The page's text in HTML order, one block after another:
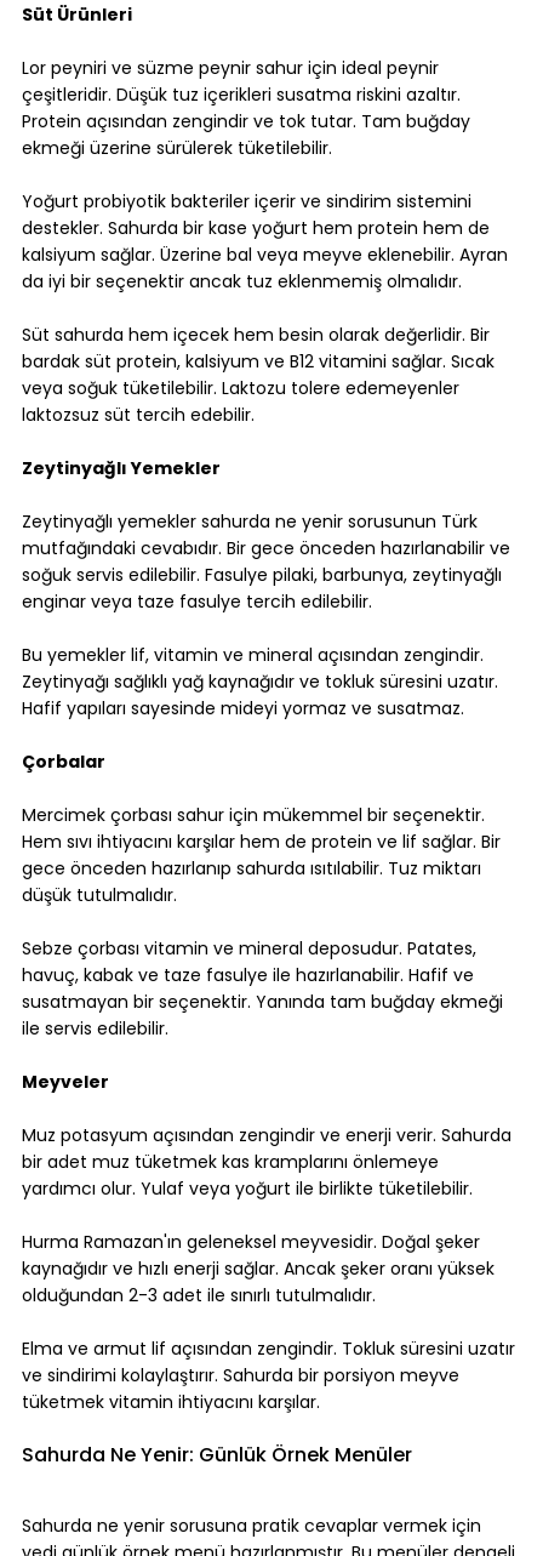
Süt Ürünleri
Lor peyniri ve süzme peynir sahur için ideal peynir
çeşitleridir. Düşük tuz içerikleri susatma riskini azaltır.
Protein açısından zengindir ve tok tutar. Tam buğday
ekmeği üzerine sürülerek tüketilebilir.
Yoğurt probiyotik bakteriler içerir ve sindirim sistemini
destekler. Sahurda bir kase yoğurt hem protein hem de
kalsiyum sağlar. Üzerine bal veya meyve eklenebilir. Ayran
da iyi bir seçenektir ancak tuz eklenmemiş olmalıdır.
Süt sahurda hem içecek hem besin olarak değerlidir. Bir
bardak süt protein, kalsiyum ve B12 vitamini sağlar. Sıcak
veya soğuk tüketilebilir. Laktozu tolere edemeyenler
laktozsuz süt tercih edebilir.
Zeytinyağlı Yemekler
Zeytinyağlı yemekler sahurda ne yenir sorusunun Türk
mutfağındaki cevabıdır. Bir gece önceden hazırlanabilir ve
soğuk servis edilebilir. Fasulye pilaki, barbunya, zeytinyağlı
enginar veya taze fasulye tercih edilebilir.
Bu yemekler lif, vitamin ve mineral açısından zengindir.
Zeytinyağı sağlıklı yağ kaynağıdır ve tokluk süresini uzatır.
Hafif yapıları sayesinde mideyi yormaz ve susatmaz.
Çorbalar
Mercimek çorbası sahur için mükemmel bir seçenektir.
Hem sıvı ihtiyacını karşılar hem de protein ve lif sağlar. Bir
gece önceden hazırlanıp sahurda ısıtılabilir. Tuz miktarı
düşük tutulmalıdır.
Sebze çorbası vitamin ve mineral deposudur. Patates,
havuç, kabak ve taze fasulye ile hazırlanabilir. Hafif ve
susatmayan bir seçenektir. Yanında tam buğday ekmeği
ile servis edilebilir.
Meyveler
Muz potasyum açısından zengindir ve enerji verir. Sahurda
bir adet muz tüketmek kas kramplarını önlemeye
yardımcı olur. Yulaf veya yoğurt ile birlikte tüketilebilir.
Hurma Ramazan'ın geleneksel meyvesidir. Doğal şeker
kaynağıdır ve hızlı enerji sağlar. Ancak şeker oranı yüksek
olduğundan 2-3 adet ile sınırlı tutulmalıdır.
Elma ve armut lif açısından zengindir. Tokluk süresini uzatır
ve sindirimi kolaylaştırır. Sahurda bir porsiyon meyve
tüketmek vitamin ihtiyacını karşılar.
Sahurda Ne Yenir: Günlük Örnek Menüler
Sahurda ne yenir sorusuna pratik cevaplar vermek için